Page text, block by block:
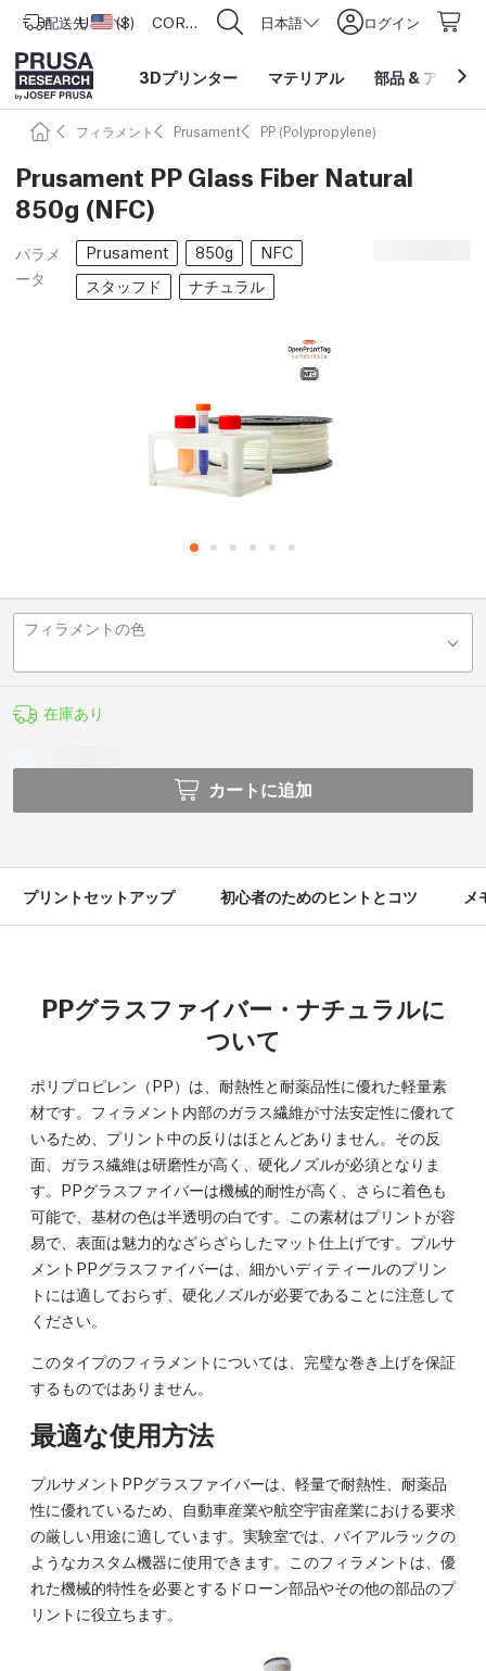
配送先 アメリカ合衆国
USD ($) CORE One L: Now In Stock! 日本語 ログイン
3Dプリンター マテリアル 部品 & アクセ
フィラメント Prusament PP (Polypropylene)
Prusament PP Glass Fiber Natural
850g (NFC)
パラメ
ータ
Prusament 850g
NFC
スタッフド
ナチュラル
フィラメントの色
在庫あり
カートに追加
プリントセットアップ 初心者のためのヒントとコツ メ
PPグラスファイバー・ナチュラルに
ついて
ポリプロピレン（PP）は、耐熱性と耐薬品性に優れた軽量素
材です。フィラメント内部のガラス繊維が寸法安定性に優れて
いるため、プリント中の反りはほとんどありません。その反
面、ガラス繊維は研磨性が高く、硬化ノズルが必須となりま
す。PPグラスファイバーは機械的耐性が高く、さらに着色も
可能で、基材の色は半透明の白です。この素材はプリントが容
易で、表面は魅力的なざらざらしたマット仕上げです。プルサ
メントPPグラスファイバーは、細かいディティールのプリン
トには適しておらず、硬化ノズルが必要であることに注意して
ください。
このタイプのフィラメントについては、完璧な巻き上げを保証
するものではありません。
最適な使用方法
プルサメントPPグラスファイバーは、軽量で耐熱性、耐薬品
性に優れているため、自動車産業や航空宇宙産業における要求
の厳しい用途に適しています。実験室では、バイアルラックの
ようなカスタム機器に使用できます。このフィラメントは、優
れた機械的特性を必要とするドローン部品やその他の部品のプ
リントに役立ちます。